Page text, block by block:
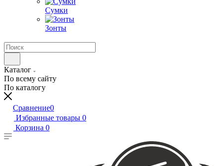
Сумки
Зонты
Каталог
По всему сайту
По каталогу
Сравнение0
Избранные товары 0
Корзина 0